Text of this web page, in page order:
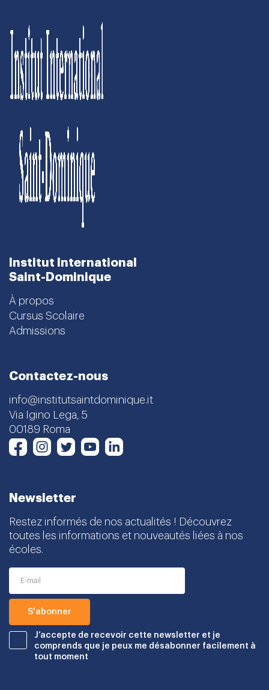
Institut International
Saint-Dominique
À propos
Cursus Scolaire
Admissions
Contactez-nous
info@institutsaintdominique.it
Via Igino Lega, 5
00189 Roma
FacebookInstagram
TwitterYoutube
Newsletter
Restez informés de nos actualités ! Découvrez
toutes les informations et nouveautés liées à nos
écoles.
J’accepte de recevoir cette newsletter et je
comprends que je peux me désabonner facilement à
tout moment